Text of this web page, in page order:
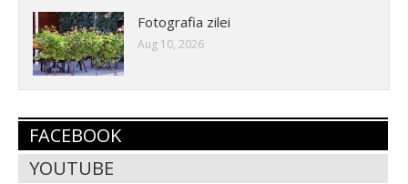
Fotografia zilei
Aug 10, 2026
FACEBOOK
YOUTUBE